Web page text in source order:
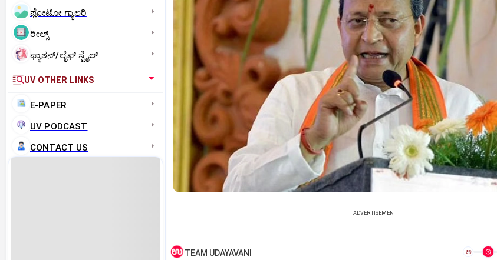
ಫೋಟೋ ಗ್ಯಾಲರಿ
ರೀಲ್ಸ್
ಫ್ಯಾಶನ್/ಲೈಫ್‌ ಸ್ಟೈಲ್
UV OTHER LINKS
E-PAPER
UV PODCAST
CONTACT US
ADVERTISEMENT
TEAM UDAYAVANI ಅ